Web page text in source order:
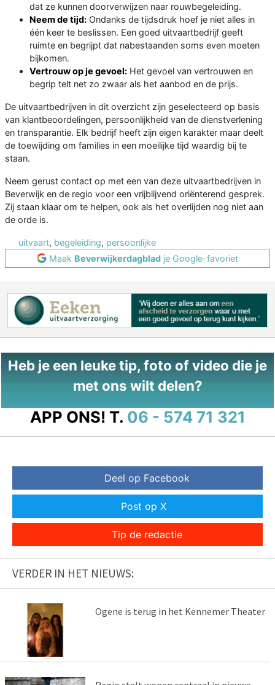
dat ze kunnen doorverwijzen naar rouwbegeleiding.
Neem de tijd: Ondanks de tijdsdruk hoef je niet alles in
één keer te beslissen. Een goed uitvaartbedrijf geeft
ruimte en begrijpt dat nabestaanden soms even moeten
bijkomen.
Vertrouw op je gevoel: Het gevoel van vertrouwen en
begrip telt net zo zwaar als het aanbod en de prijs.
De uitvaartbedrijven in dit overzicht zijn geselecteerd op basis
van klantbeoordelingen, persoonlijkheid van de dienstverlening
en transparantie. Elk bedrijf heeft zijn eigen karakter maar deelt
de toewijding om families in een moeilijke tijd waardig bij te
staan.
Neem gerust contact op met een van deze uitvaartbedrijven in
Beverwijk en de regio voor een vrijblijvend oriënterend gesprek.
Zij staan klaar om te helpen, ook als het overlijden nog niet aan
de orde is.
uitvaart, begeleiding, persoonlijke
Maak Beverwijkerdagblad je Google-favoriet
Heb je een leuke tip, foto of video die je
met ons wilt delen?
APP ONS! T. 06 - 574 71 321
Deel op Facebook
Post op X
Tip de redactie
VERDER IN HET NIEUWS:
Ogene is terug in het Kennemer Theater